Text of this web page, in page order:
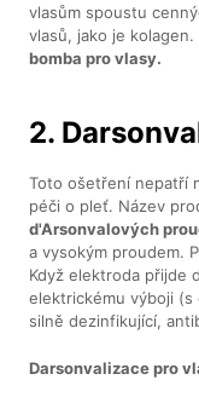
vlasům spoustu
vlasů, jako je
bomba pro vlasy.
2.
Toto ošetření nepatří
péči o pleť. Název
d'Arsonvalových
a vysokým proudem.
Když elektroda přijde
elektrickému výboji (s
silně dezinfikující,
Darsonvalizace pro